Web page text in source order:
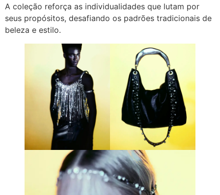
A coleção reforça as individualidades que lutam por
seus propósitos, desafiando os padrões tradicionais de
beleza e estilo.